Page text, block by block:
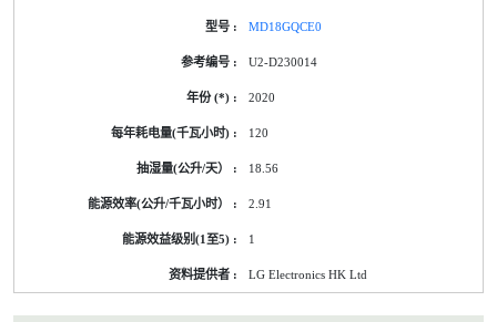
MD18GQCE0
U2-D230014
2020
120
18.56
2.91
1
LG Electronics HK Ltd